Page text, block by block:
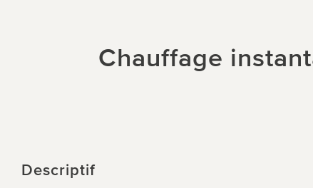
Chauffage
Descriptif